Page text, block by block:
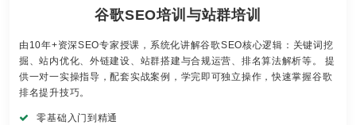
谷歌SEO培训与站群培训
由10年+资深SEO专家授课，系统化讲解谷歌SEO核心逻辑：关键词挖
掘、站内优化、外链建设、站群搭建与合规运营、排名算法解析等。 提
供一对一实操指导，配套实战案例，学完即可独立操作，快速掌握谷歌
排名提升技巧。
零基础入门到精通